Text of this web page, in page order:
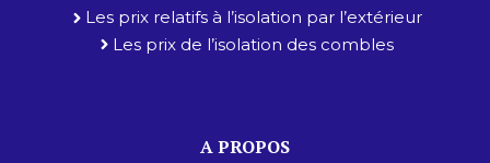
Les prix relatifs à l’isolation par l’extérieur
Les prix de l’isolation des combles
A PROPOS